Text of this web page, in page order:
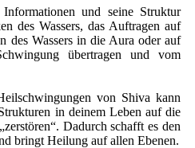
und seine Struktur
des Wassers, das Auftragen auf
des Wassers in die Aura oder auf
übertragen und vom
von Shiva kann
in deinem Leben auf die
Dadurch schafft es den
bringt Heilung auf allen Ebenen.